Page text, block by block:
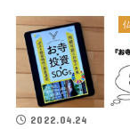
2022.04.24